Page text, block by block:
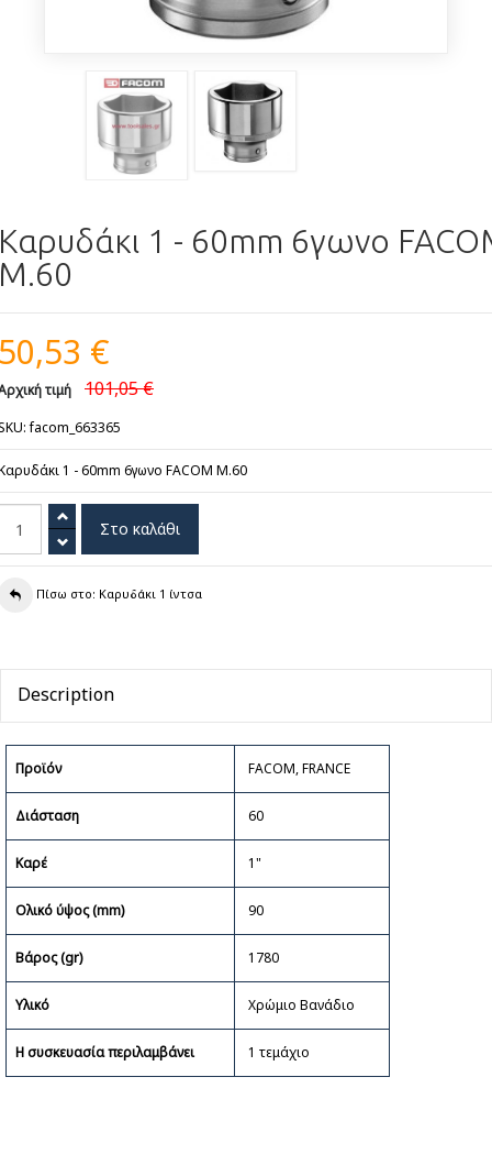
1 - 60mm 6γωνο
€
τιμή 101,05 €
facom_663365
1 - 60mm 6γωνο FACOM M.60
Πίσω στο: Καρυδάκι 1 ίντσα
Description
Προϊόν FACOM, FRANCE
Διάσταση 60
Καρέ 1"
Ολικό ύψος (mm) 90
Βάρος (gr) 1780
Υλικό Χρώμιο Βανάδιο
Η συσκευασία περιλαμβάνει 1 τεμάχιο